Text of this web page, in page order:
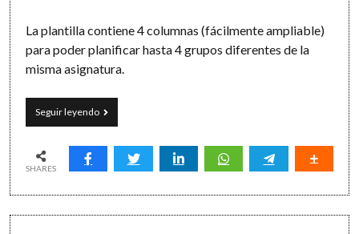
La plantilla contiene 4 columnas (fácilmente ampliable)
para poder planificar hasta 4 grupos diferentes de la
misma asignatura.
Seguir leyendoCalendario
2022/2023
del
SHARES